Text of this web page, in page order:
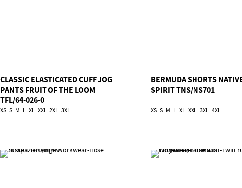
CLASSIC ELASTICATED CUFF JOG
PANTS FRUIT OF THE LOOM
TFL/64-026-0
XS S M L XL XXL 2XL 3XL
BERMUDA SHORTS
SPIRIT TNS/NS701
XS S M L XL XXL 3XL 4XL